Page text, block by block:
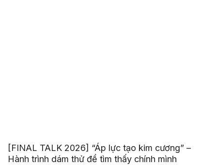
[FINAL TALK 2026] “Áp lực tạo kim cương” –
Hành trình dám thử để tìm thấy chính mình